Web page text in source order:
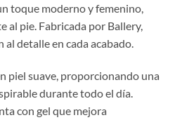
toque moderno y femenino,
al pie. Fabricada por Ballery,
detalle en cada acabado.
piel suave, proporcionando una
durante todo el día.
con gel que mejora